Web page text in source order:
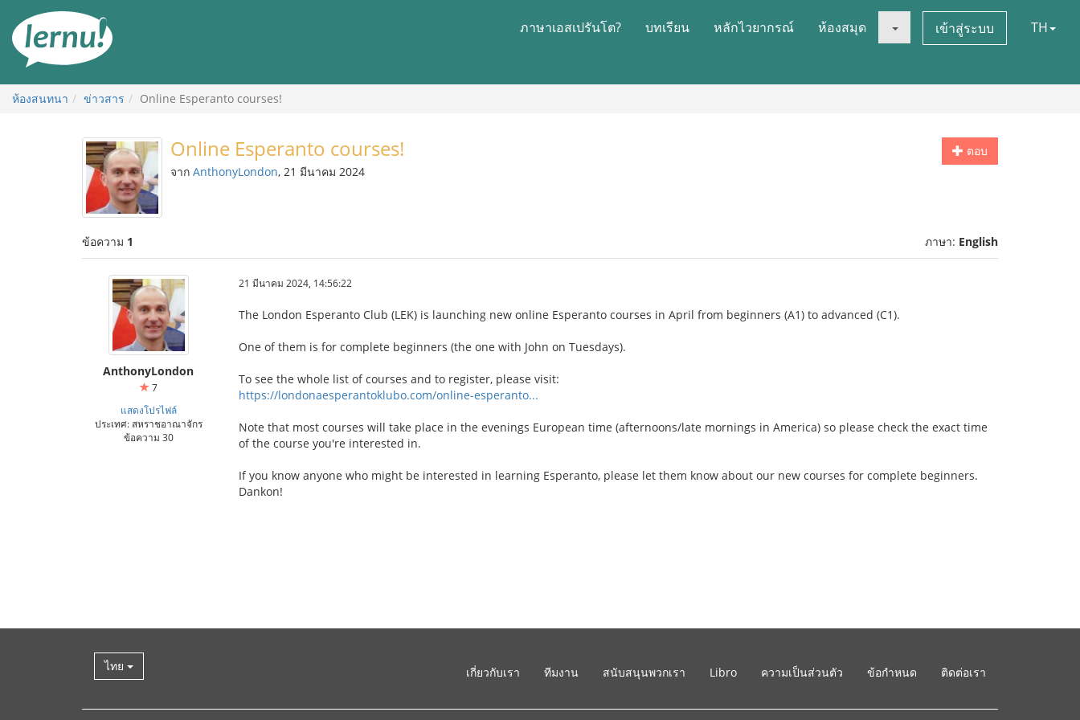
สารบัญ
ภาษาเอสเปรันโต? บทเรียน หลักไวยากรณ์ ห้องสมุด เข้าสู่ระบบ TH
ห้องสนทนา ข่าวสาร Online Esperanto courses!
ตอบ
Online Esperanto courses!
จาก AnthonyLondon, 21 มีนาคม 2024
ข้อความ 1 ภาษา: English
AnthonyLondon
7
แสดงโปรไฟล์
ประเทศ: สหราชอาณาจักร
ข้อความ 30
21 มีนาคม 2024, 14:56:22
The London Esperanto Club (LEK) is launching new online Esperanto courses in April from beginners (A1) to advanced (C1).
One of them is for complete beginners (the one with John on Tuesdays).
To see the whole list of courses and to register, please visit:
https://londonaesperantoklubo.com/online-esperanto...
Note that most courses will take place in the evenings European time (afternoons/late mornings in America) so please check the exact time
of the course you're interested in.
If you know anyone who might be interested in learning Esperanto, please let them know about our new courses for complete beginners.
Dankon!
ไทย เกี่ยวกับเรา ทีมงาน สนับสนุนพวกเรา Libro ความเป็นส่วนตัว ข้อกำหนด ติดต่อเรา